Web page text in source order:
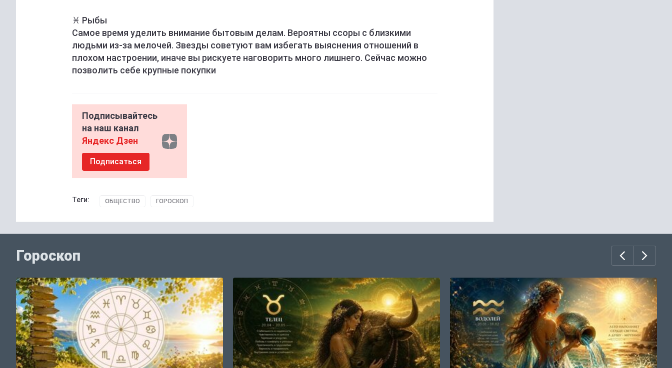
♓️ Рыбы
Самое время уделить внимание бытовым делам. Вероятны ссоры с близкими
людьми из-за мелочей. Звезды советуют вам избегать выяснения отношений в
плохом настроении, иначе вы рискуете наговорить много лишнего. Сейчас можно
позволить себе крупные покупки
Подписывайтесь
на наш канал
Яндекс Дзен
Подписаться
Теги: ОБЩЕСТВО ГОРОСКОП
Гороскоп